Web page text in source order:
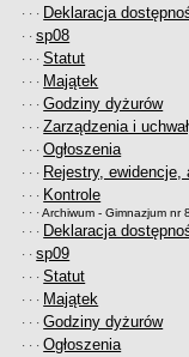
Majątek
Godziny dyżurów
Ogłoszenia
Zarządzenia
Rejestry, ewidencje,
Kontrole
PONOWNE
Sprawozdania
Deklaracja
DEKLARACJA
OŚWIADCZENIA
PONOWNE
· · · Deklaracja
· ·sp08
· · ·Statut
· · · Majątek
· · ·Godziny dyżurów
· · ·Zarządzenia i
· · ·Ogłoszenia
· · · Rejestry, ewidencje,
· · · Kontrole
· · ·Archiwum - Gimnazjum nr 8
· · · Deklaracja
· ·sp09
· · ·Statut
· · · Majątek
· · ·Godziny dyżurów
· · ·Ogłoszenia